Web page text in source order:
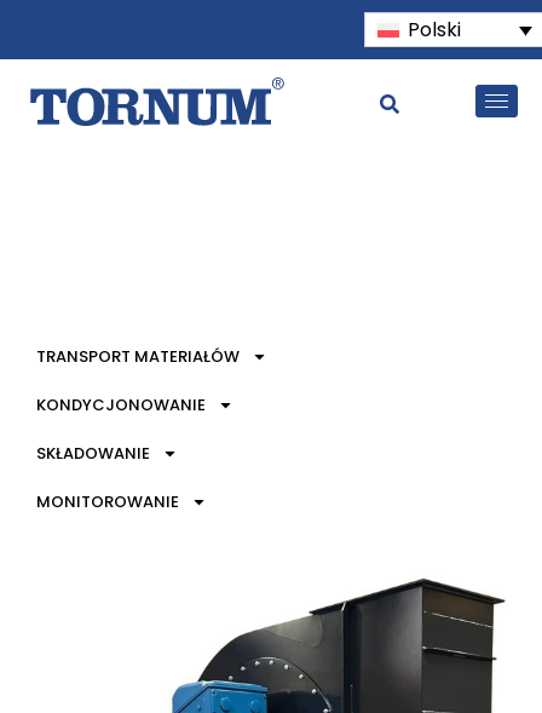
Polski
TRANSPORT MATERIAŁÓW
KONDYCJONOWANIE
SKŁADOWANIE
MONITOROWANIE